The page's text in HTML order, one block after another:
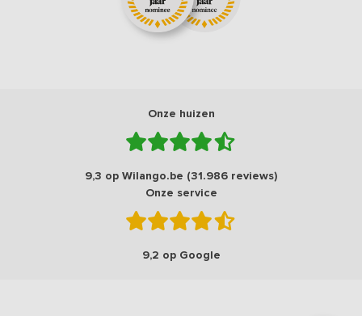
Onze huizen
9,3 op Wilango.be (31.986 reviews)
Onze service
9,2 op Google